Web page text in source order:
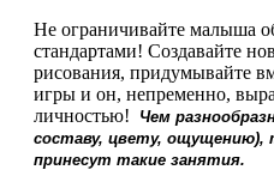
Не ограничивайте малыша
стандартами! Создавайте
рисования, придумывайте
игры и он, непременно,
личностью!
Чем
составу, цвету,
принесут такие занятия.